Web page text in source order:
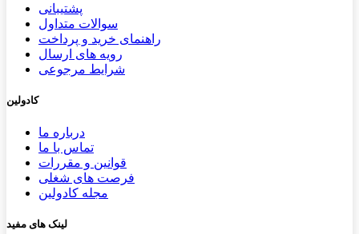
پشتیب​​انی
سوالات متداول
راهنمای خرید و پرداخت
رویه های ارسال
شرایط مرجوعی
کادولین
درباره ما
تماس با ما
قوانین و مقررات
فرصت های شغلی
مجله کادولین
لینک های مفید